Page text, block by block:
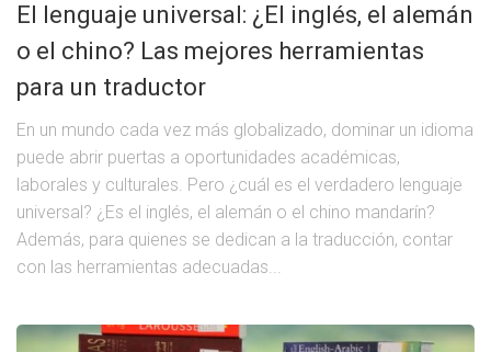
El lenguaje universal: ¿El inglés, el alemán
o el chino? Las mejores herramientas
para un traductor
En un mundo cada vez más globalizado, dominar un idioma
puede abrir puertas a oportunidades académicas,
laborales y culturales. Pero ¿cuál es el verdadero lenguaje
universal? ¿Es el inglés, el alemán o el chino mandarín?
Además, para quienes se dedican a la traducción, contar
con las herramientas adecuadas...